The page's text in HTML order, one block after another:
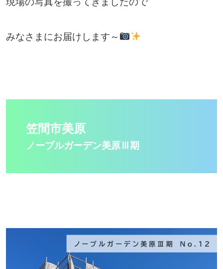
みなさまにお届けします～
笠間市美原
ノーブルガーデン美原Ⅲ 期